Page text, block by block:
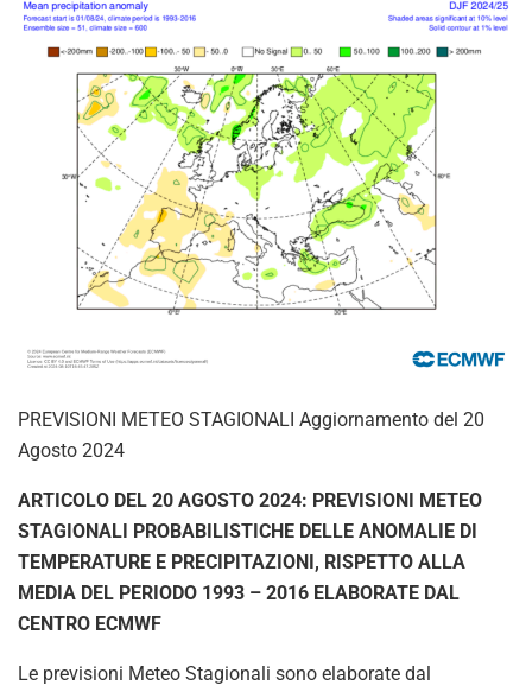
PREVISIONI METEO STAGIONALI Aggiornamento del 20
Agosto 2024
ARTICOLO DEL 20 AGOSTO 2024: PREVISIONI METEO
STAGIONALI PROBABILISTICHE DELLE ANOMALIE DI
TEMPERATURE E PRECIPITAZIONI, RISPETTO ALLA
MEDIA DEL PERIODO 1993 – 2016 ELABORATE DAL
CENTRO ECMWF
Le previsioni Meteo Stagionali sono elaborate dal